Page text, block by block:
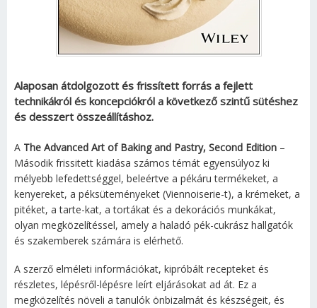
Alaposan átdolgozott és frissített forrás a fejlett
technikákról és koncepciókról a következő szintű sütéshez
és desszert összeállításhoz.
A The Advanced Art of Baking and Pastry, Second Edition –
Második frissitett kiadása számos témát egyensúlyoz ki
mélyebb lefedettséggel, beleértve a pékáru termékeket, a
kenyereket, a péksüteményeket (Viennoiserie-t), a krémeket, a
pitéket, a tarte-kat, a tortákat és a dekorációs munkákat,
olyan megközelítéssel, amely a haladó pék-cukrász hallgatók
és szakemberek számára is elérhető.
A szerző elméleti információkat, kipróbált recepteket és
részletes, lépésről-lépésre leírt eljárásokat ad át. Ez a
megközelítés növeli a tanulók önbizalmát és készségeit, és